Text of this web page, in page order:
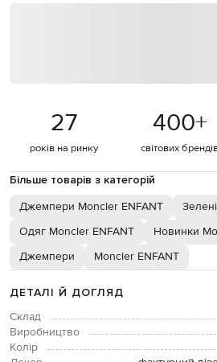
27
років на ринку
400+
світових
Більше товарів з категорій
Джемпери Moncler ENFANT
Одяг Moncler ENFANT
Новинки
Джемпери
Moncler ENFANT
ДЕТАЛІ Й ДОГЛЯД
Склад
Виробництво
Колір